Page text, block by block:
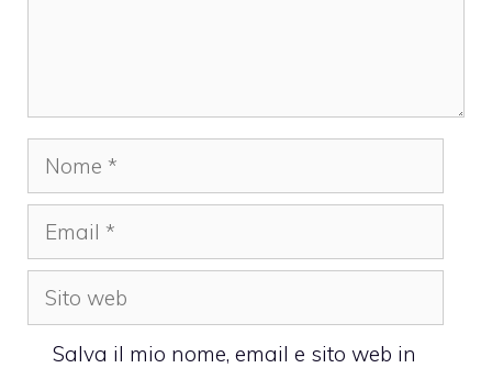
Nome
Email
Sito
web
Salva il mio nome, email e sito web in